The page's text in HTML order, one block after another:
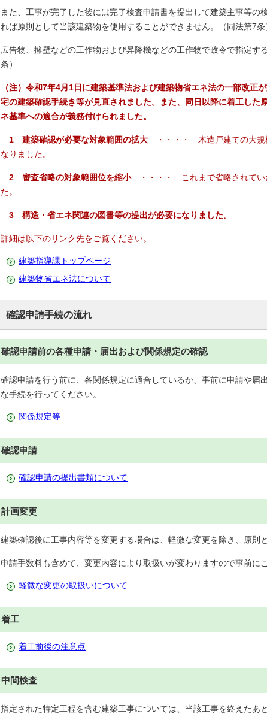
また、工事が完了した後には完了検査申請書を提出して建築主事等の
れば原則として当該建築物を使用することができません。（同法第7条
広告物、擁壁などの工作物および昇降機などの工作物で政令で指定す
条）
（注）令和7年4月1日に建築基準法および建築物省エネ法の一部改正
宅の建築確認手続き等が見直されました。また、同日以降に着工した
ネ基準への適合が義務付けられました。
1 建築確認が必要な対象範囲の拡大 ・・・・ 木造戸建ての大規
なりました。
2 審査省略の対象範囲位を縮小・・・・ これまで省略されてい
た。
3 構造・省エネ関連の図書等の提出が必要になりました。
詳細は以下のリンク先をご覧ください。
建築指導課トップページ
建築物省エネ法について
確認申請手続の流れ
確認申請前の各種申請・届出および関係規定の確認
確認申請を行う前に、各関係規定に適合しているか、事前に申請や届
な手続を行ってください。
関係規定等
確認申請
確認申請の提出書類について
計画変更
建築確認後に工事内容等を変更する場合は、軽微な変更を除き、原則
申請手数料も含めて、変更内容により取扱いが変わりますので事前に
軽微な変更の取扱いについて
着工
着工前後の注意点
中間検査
指定された特定工程を含む建築工事については、当該工事を終えたあ